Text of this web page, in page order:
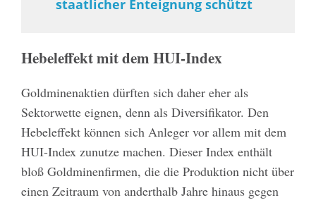
staatlicher Enteignung schützt
Hebeleffekt mit dem HUI-Index
Goldminenaktien dürften sich daher eher als
Sektorwette eignen, denn als Diversifikator. Den
Hebeleffekt können sich Anleger vor allem mit dem
HUI-Index zunutze machen. Dieser Index enthält
bloß Goldminenfirmen, die die Produktion nicht über
einen Zeitraum von anderthalb Jahre hinaus gegen